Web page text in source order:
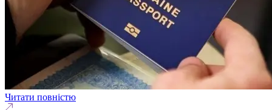
Читати повністю